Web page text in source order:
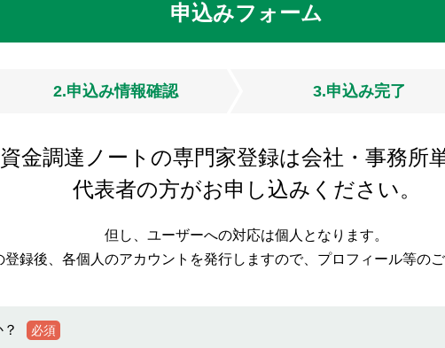
申込みフォーム
2.申込み情報確認 3.申込み完了
資金調達ノートの専門家登録は会社・事務所
代表者の方がお申し込みください。
但し、ユーザーへの対応は個人となります。
録後、各個人のアカウントを発行しますので、プロフィール等のご
必須